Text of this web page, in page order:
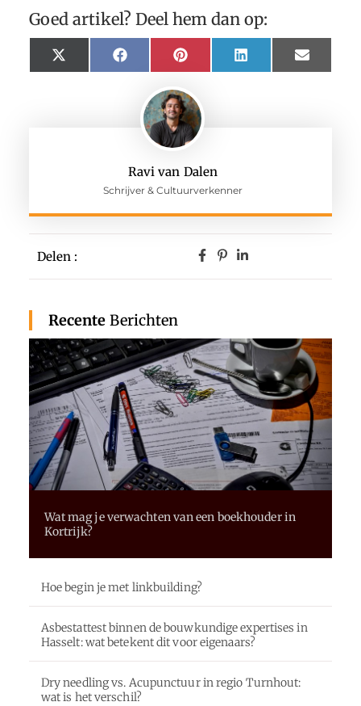
Ravi van Dalen
Schrijver & Cultuurverkenner
Delen :
Recente Berichten
Wat mag je verwachten van een boekhouder in
Kortrijk?
Hoe begin je met linkbuilding?
Asbestattest binnen de bouwkundige expertises in
Hasselt: wat betekent dit voor eigenaars?
Dry needling vs. Acupunctuur in regio Turnhout:
wat is het verschil?
Goed artikel? Deel hem dan op:
X
(Twitter)
FacebookPinterest LinkedIn Email